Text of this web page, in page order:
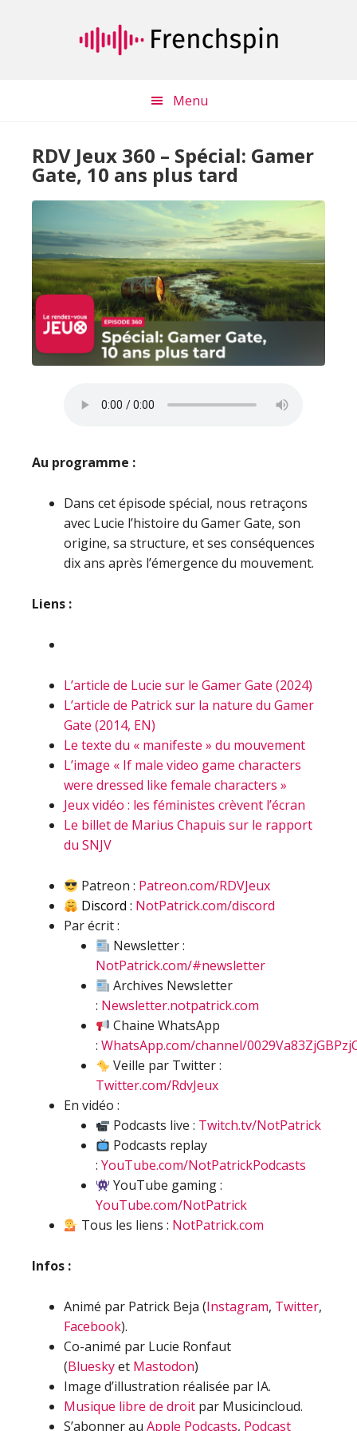
Menu
RDV Jeux 360 – Spécial: Gamer
Gate, 10 ans plus tard
Au programme :
Dans cet épisode spécial, nous retraçons
avec Lucie l’histoire du Gamer Gate, son
origine, sa structure, et ses conséquences
dix ans après l’émergence du mouvement.
Liens :
L’article de Lucie sur le Gamer Gate (2024)
L’article de Patrick sur la nature du Gamer
Gate (2014, EN)
Le texte du « manifeste » du mouvement
L’image « If male video game characters
were dressed like female characters »
Jeux vidéo : les féministes crèvent l’écran
Le billet de Marius Chapuis sur le rapport
du SNJV
Patreon : Patreon.com/RDVJeux
Discord : NotPatrick.com/discord
Par écrit :
Newsletter :
NotPatrick.com/#newsletter
Archives Newsletter
: Newsletter.notpatrick.com
Chaine WhatsApp
: WhatsApp.com/channel/
Veille par Twitter :
Twitter.com/RdvJeux
En vidéo :
Podcasts live : Twitch.tv/NotPatrick
Podcasts replay
: YouTube.com/NotPatrickPodcasts
YouTube gaming :
YouTube.com/NotPatrick
Tous les liens : NotPatrick.com
Infos :
Animé par Patrick Beja (Instagram, Twitter,
Facebook).
Co-animé par Lucie Ronfaut
(Blueskyet Mastodon)
Image d’illustration réalisée par IA.
Musique libre de droit par Musicincloud.
S’abonner au Apple Podcasts, Podcast